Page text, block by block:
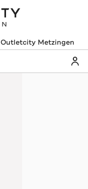
Outletcity Metzingen